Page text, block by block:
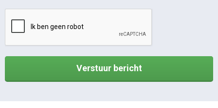
Verstuur bericht